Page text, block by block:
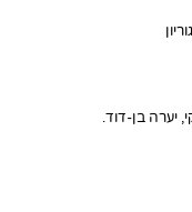
יערה בן-דוד.